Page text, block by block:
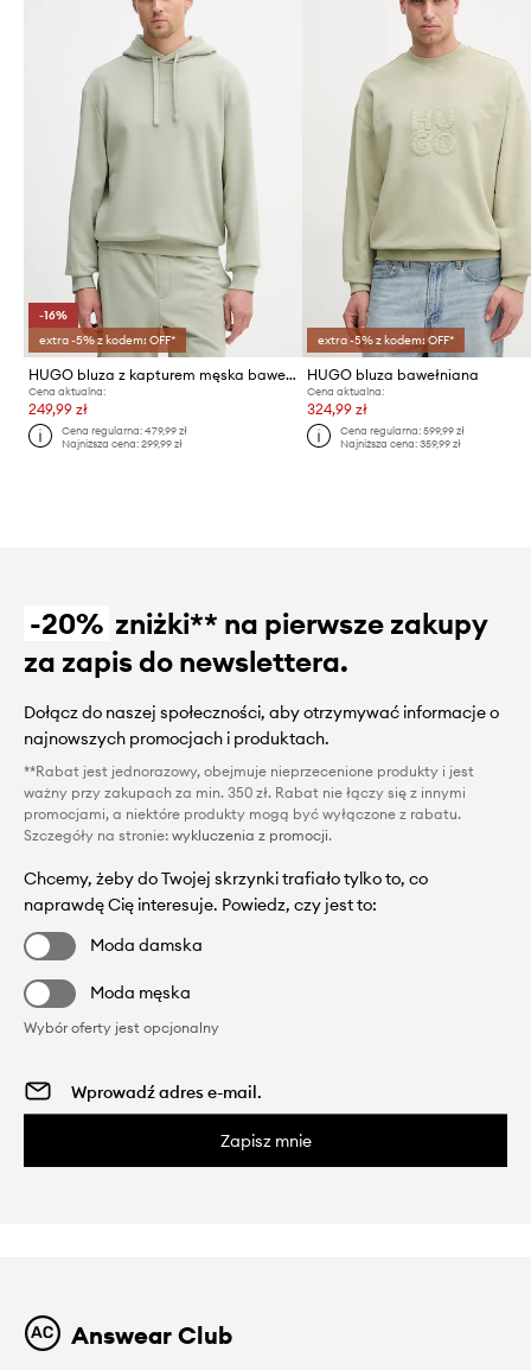
-16%
extra -5% z kodem: OFF*
HUGO bluza z kapturem męska bawełniana Dapo
Cena aktualna:
249,99 zł
Cena regularna:479,99 zł
Najniższa cena:299,99 zł
extra -5% z kodem: OFF*
HUGO bluza bawełniana
Cena aktualna:
324,99 zł
Cena regularna: 599,99 zł
Najniższa cena: 359,99 zł
-20% zniżki** na pierwsze zakupy
za zapis do newslettera.
Dołącz do naszej społeczności, aby otrzymywać informacje o
najnowszych promocjach i produktach.
**Rabat jest jednorazowy, obejmuje nieprzecenione produkty i jest
ważny przy zakupach za min. 350 zł. Rabat nie łączy się z innymi
promocjami, a niektóre produkty mogą być wyłączone z rabatu.
Szczegóły na stronie: wykluczenia z promocji.
Chcemy, żeby do Twojej skrzynki trafiało tylko to, co
naprawdę Cię interesuje. Powiedz, czy jest to:
Moda damska
Moda męska
Wybór oferty jest opcjonalny
Zapisz mnie
Answear Club